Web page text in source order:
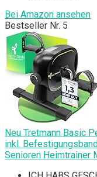
Bei Amazon ansehen
Bestseller Nr. 5
Neu Tretmann Basic
inkl.
Senioren Heimtrainer